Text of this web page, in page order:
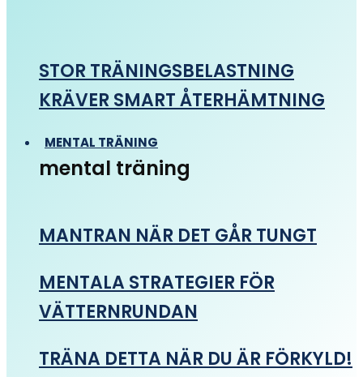
STOR TRÄNINGSBELASTNING
KRÄVER SMART ÅTERHÄMTNING
MENTAL TRÄNING
mental träning
MANTRAN NÄR DET GÅR TUNGT
MENTALA STRATEGIER FÖR
VÄTTERNRUNDAN
TRÄNA DETTA NÄR DU ÄR FÖRKYLD!